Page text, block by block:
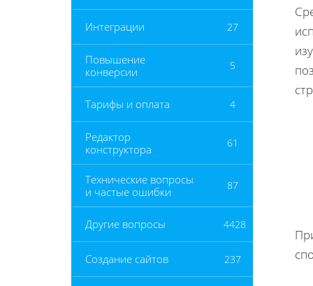
Интеграции 27
Повышение
конверсии
5
Тарифы и оплата 4
Редактор
конструктора
61
Технические вопросы
и частые ошибки
87
Другие вопросы 4428
Создание сайтов 237